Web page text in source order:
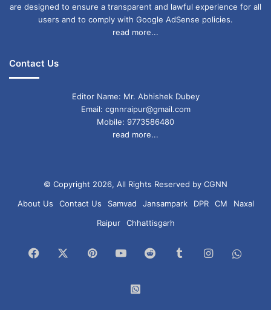
are designed to ensure a transparent and lawful experience for all
users and to comply with Google AdSense policies.
read more...
Contact Us
Editor Name: Mr. Abhishek Dubey
Email: cgnnraipur@gmail.com
Mobile: 9773586480
read more...
© Copyright 2026, All Rights Reserved by CGNN
About Us
Contact Us Samvad Jansampark DPR CM
Naxal
Raipur
Chhattisgarh
Facebook PinterestYouTubeReddit TumblrInstagram